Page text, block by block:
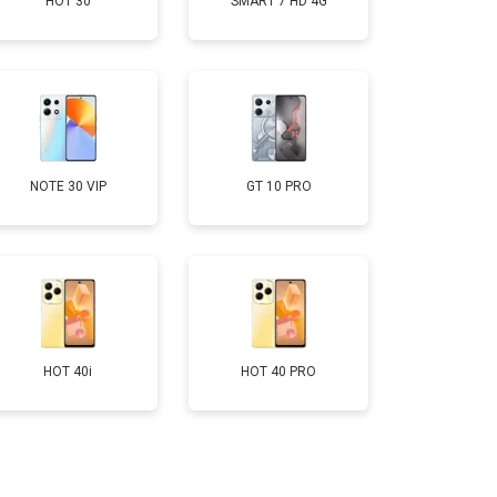
1750 ₽ Заказать
3200 ₽ Заказать
NOTE 30 VIP GT 10 PRO
HOT 40i HOT 40 PRO